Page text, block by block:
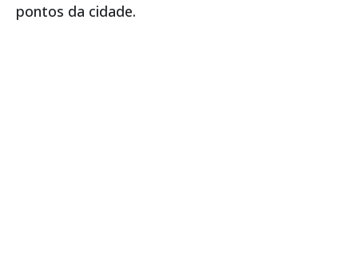
pontos da cidade.